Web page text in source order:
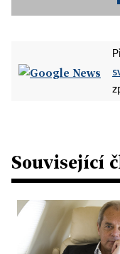
Související